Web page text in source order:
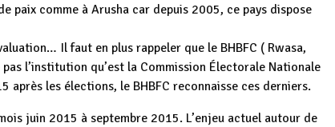
paix comme à Arusha car depuis 2005, ce pays dispose
Il faut en plus rappeler que le BHBFC ( Rwasa,
l’institution qu’est la Commission Électorale Nationale
après les élections, le BHBFC reconnaisse ces derniers.
juin 2015 à septembre 2015. L’enjeu actuel autour de